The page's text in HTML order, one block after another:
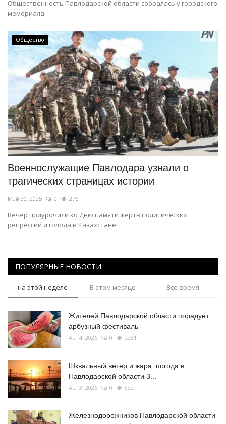
Общественность Павлодарской области собралась у городского
мемориала.
Общество
Военнослужащие Павлодара узнали о
трагических страницах истории
Май 30, 2025 0 276
Вечер приурочили ко Дню памяти жертв политических
репрессий и голода в Казахстане.
ПОПУЛЯРНЫЕ НОВОСТИ
на этой неделе В этом месяце Все время
Жителей Павлодарской области порадует
арбузный фестиваль
Авг 4, 2026 0 2281
Шквальный ветер и жара: погода в
Павлодарской области 3...
Авг 3, 2026 0 832
Железнодорожников Павлодарской области